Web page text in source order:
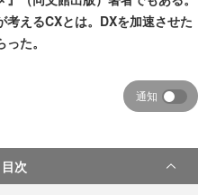
えるCXとは。DXを加速させた
た。
通知
目次